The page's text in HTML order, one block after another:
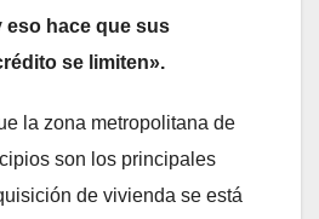
hace que sus
se limiten».
la zona metropolitana de
son los principales
de vivienda se está